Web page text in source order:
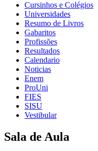
Cursinhos e Colégios
Universidades
Resumo de Livros
Gabaritos
Profissões
Resultados
Calendario
Noticias
Enem
ProUni
FIES
SISU
Vestibular
Sala de Aula